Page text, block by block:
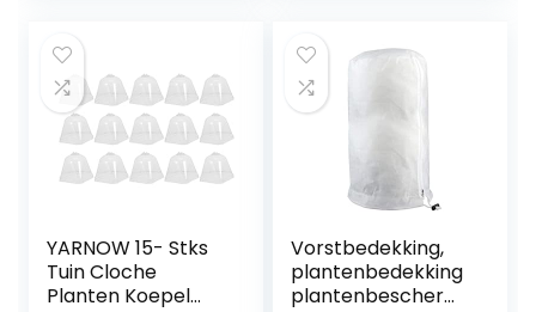
YARNOW 15- Stks
Tuin Cloche
Planten Koepel
Vorstbedekking,
plantenbedekking
plantenbeschermi